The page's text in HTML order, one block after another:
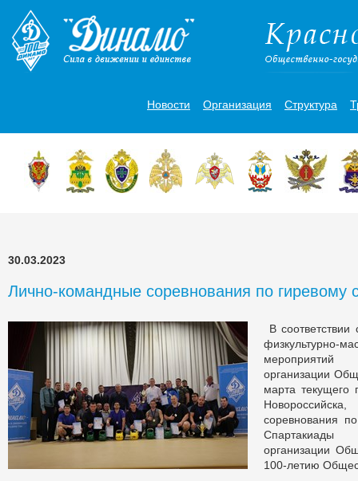
Новости Организация Структура
30.03.2023
Лично-командные соревнования по гиревому
В
мероприятий
организации
марта текущего
соревнования
Спартакиады
организации
100-летию